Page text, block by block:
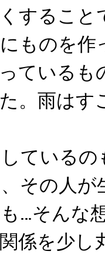
すること
ものを
ているも
。雨はす
ている
その人
…そんな
係を少し